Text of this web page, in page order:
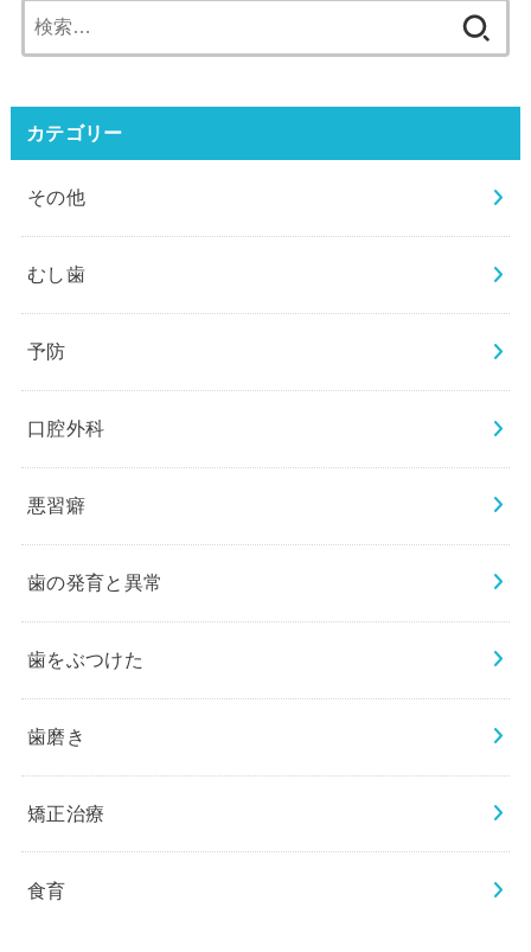
索:
カテゴリー
その他
むし歯
予防
口腔外科
悪習癖
歯の発育と異常
歯をぶつけた
歯磨き
矯正治療
食育